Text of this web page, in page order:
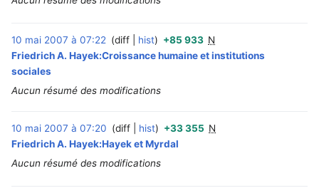
10 mai 2007 à 07:22 diff hist +85 933 N
Friedrich A. Hayek:Croissance humaine et institutions
sociales
Aucun résumé des modifications
10 mai 2007 à 07:20 diff hist +33 355 N
Friedrich A. Hayek:Hayek et Myrdal
Aucun résumé des modifications